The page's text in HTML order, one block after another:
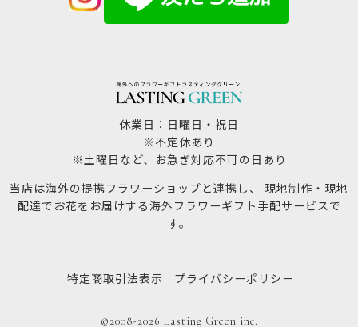
休業日：日曜日・祝日
※不定休あり
※土曜日など、お急ぎ対応不可の日あり
当店は海外の提携フラワーショップと連携し、 現地制作・現地
配達でお花をお届けする海外フラワーギフト手配サービスで
す。
特定商取引法表示 プライバシーポリシー
©2008-2026 Lasting Green inc.